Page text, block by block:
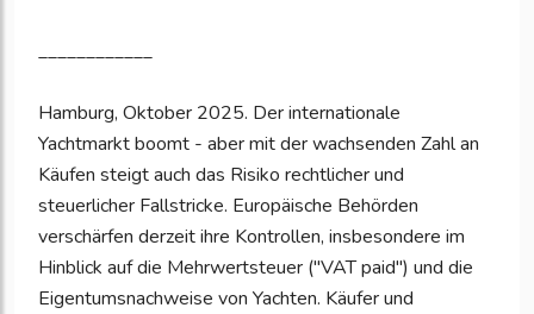
____________
Hamburg, Oktober 2025. Der internationale
Yachtmarkt boomt - aber mit der wachsenden Zahl an
Käufen steigt auch das Risiko rechtlicher und
steuerlicher Fallstricke. Europäische Behörden
verschärfen derzeit ihre Kontrollen, insbesondere im
Hinblick auf die Mehrwertsteuer ("VAT paid") und die
Eigentumsnachweise von Yachten. Käufer und